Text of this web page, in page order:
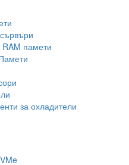
памети
за охладители